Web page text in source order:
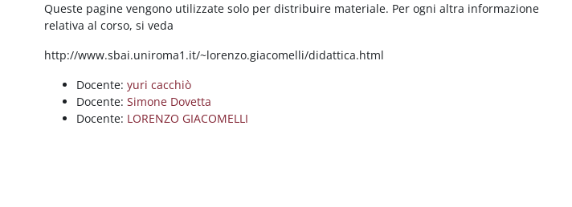
Queste pagine vengono utilizzate solo per distribuire materiale. Per ogni altra informazione
relativa al corso, si veda
http://www.sbai.uniroma1.it/~lorenzo.giacomelli/didattica.html
Docente: yuri cacchiò
Docente: Simone Dovetta
Docente: LORENZO GIACOMELLI